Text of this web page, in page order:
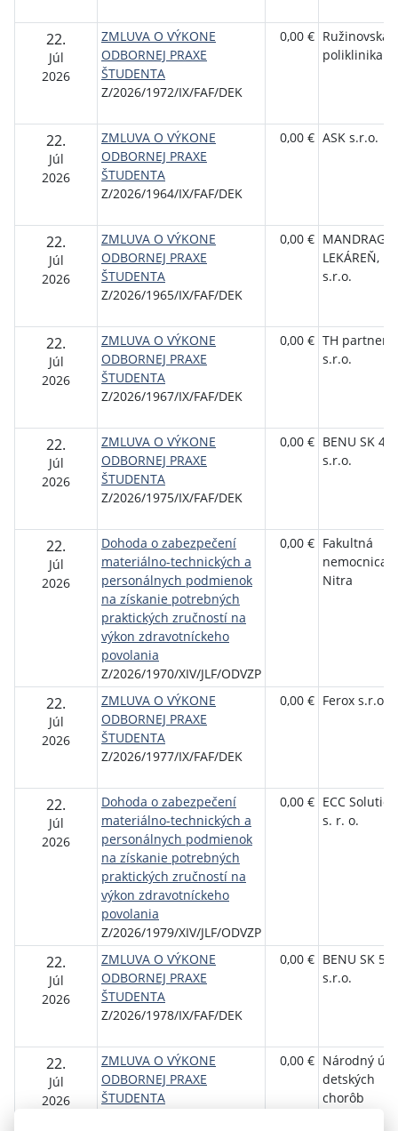
22.
Júl
2026
ZMLUVA O VÝKONE
ODBORNEJ PRAXE
ŠTUDENTA
Z/2026/1972/IX/FAF/DEK
0,00 € Ružinovská
poliklinika
22.
Júl
2026
ZMLUVA O VÝKONE
ODBORNEJ PRAXE
ŠTUDENTA
Z/2026/1964/IX/FAF/DEK
0,00 € ASK s.r.o.
22.
Júl
2026
ZMLUVA O VÝKONE
ODBORNEJ PRAXE
ŠTUDENTA
Z/2026/1965/IX/FAF/DEK
0,00 €
LEKÁREŇ,
s.r.o.
22.
Júl
2026
ZMLUVA O VÝKONE
ODBORNEJ PRAXE
ŠTUDENTA
Z/2026/1967/IX/FAF/DEK
0,00 € TH partners,
s.r.o.
22.
Júl
2026
ZMLUVA O VÝKONE
ODBORNEJ PRAXE
ŠTUDENTA
Z/2026/1975/IX/FAF/DEK
0,00 € BENU SK 48,
s.r.o.
22.
Júl
2026
Dohoda o zabezpečení
materiálno-technických a
personálnych podmienok
na získanie potrebných
praktických zručností na
výkon zdravotníckeho
povolania
Z/2026/1970/XIV/JLF/ODVZP
0,00 € Fakultná
nemocnica
Nitra
22.
Júl
2026
ZMLUVA O VÝKONE
ODBORNEJ PRAXE
ŠTUDENTA
Z/2026/1977/IX/FAF/DEK
0,00 € Ferox s.r.o.
22.
Júl
2026
Dohoda o zabezpečení
materiálno-technických a
personálnych podmienok
na získanie potrebných
praktických zručností na
výkon zdravotníckeho
povolania
Z/2026/1979/XIV/JLF/ODVZP
0,00 € ECC
s. r. o.
22.
Júl
2026
ZMLUVA O VÝKONE
ODBORNEJ PRAXE
ŠTUDENTA
Z/2026/1978/IX/FAF/DEK
0,00 € BENU SK 55,
s.r.o.
22.
Júl
2026
ZMLUVA O VÝKONE
ODBORNEJ PRAXE
ŠTUDENTA
0,00 € Národný
detských
chorôb